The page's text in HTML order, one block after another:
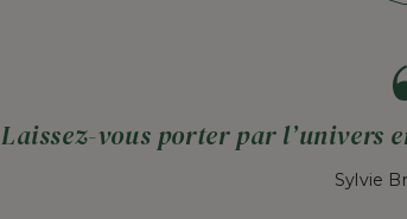
Laissez-vous porter par l’univers
Sylvie